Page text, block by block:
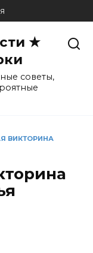
★
советы,
ВИКТОРИНА